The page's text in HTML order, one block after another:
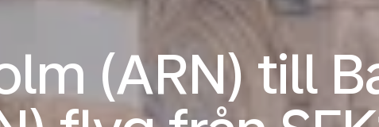
(ARN) till